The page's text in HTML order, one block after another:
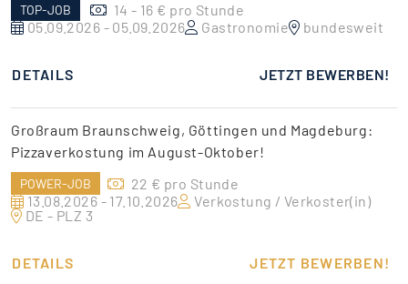
TOP-JOB
14 - 16 € pro Stunde
05.09.2026 - 05.09.2026
Gastronomie bundesweit
DETAILS JETZT BEWERBEN!
Großraum Braunschweig, Göttingen und Magdeburg:
Pizzaverkostung im August-Oktober!
POWER-JOB
22 € pro Stunde
13.08.2026 - 17.10.2026
Verkostung / Verkoster(in)
DE - PLZ 3
DETAILS JETZT BEWERBEN!